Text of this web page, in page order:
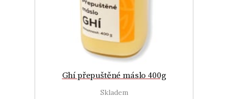
Ghí přepuštěné máslo 400g
Skladem